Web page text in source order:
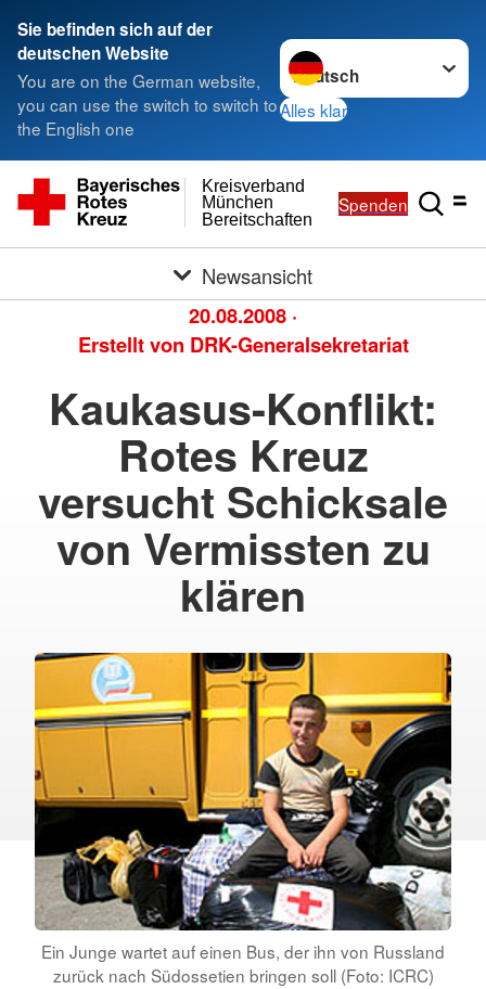
Sie befinden sich auf der
deutschen Website
You are on the German website,
you can use the switch to switch to
the English one
Sprache wechseln zu
Alles klar
Bereitschaften
München
Kreisverband
Spenden
Newsansicht
20.08.2008 ·
Erstellt von DRK-Generalsekretariat
Kaukasus-Konflikt:
Rotes Kreuz
versucht Schicksale
von Vermissten zu
klären
Ein Junge wartet auf einen Bus, der ihn von Russland
zurück nach Südossetien bringen soll (Foto: ICRC)